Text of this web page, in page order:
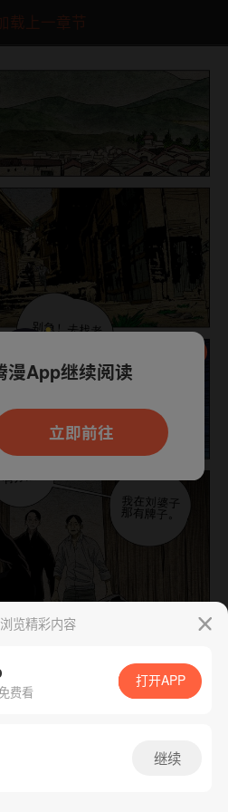
载上一章节
App免费看
览精彩内容
费看
打开APP
继续
阅读，可打开App新用
7天免费看
漫App继续阅读
立即前往